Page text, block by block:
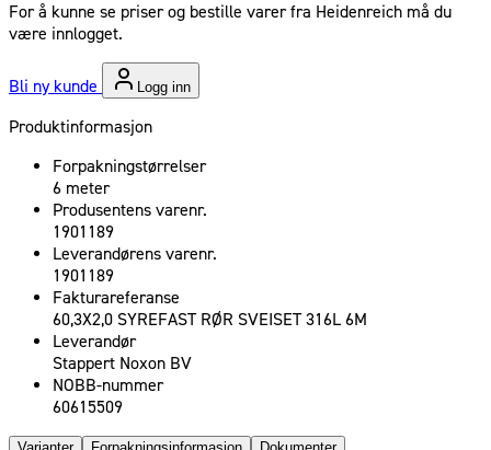
For å kunne se priser og bestille varer fra Heidenreich må du
være innlogget.
Bli ny kunde Logg inn
Produktinformasjon
Forpakningstørrelser
6 meter
Produsentens varenr.
1901189
Leverandørens varenr.
1901189
Fakturareferanse
60,3X2,0 SYREFAST RØR SVEISET 316L 6M
Leverandør
Stappert Noxon BV
NOBB-nummer
60615509